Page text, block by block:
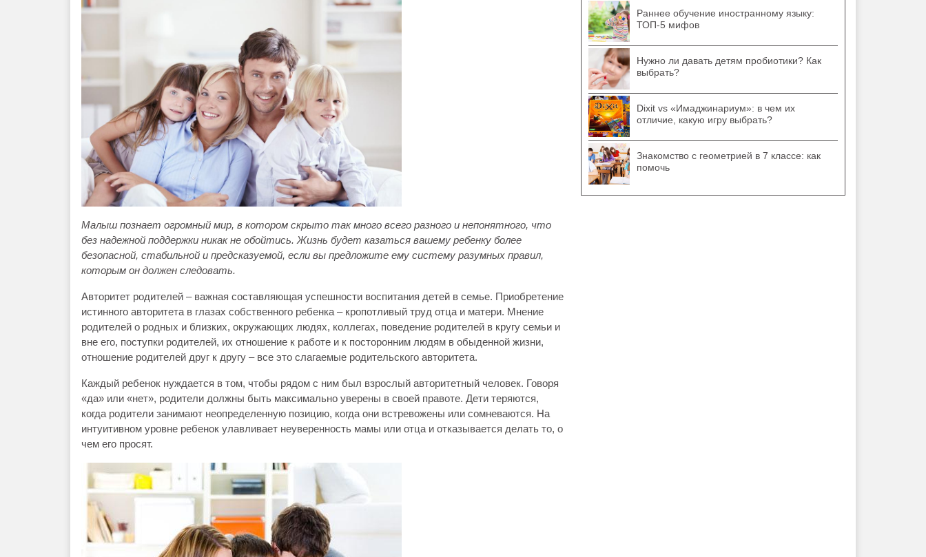
Малыш познает огромный мир, в котором скрыто так много всего разного и непонятного, что
без надежной поддержки никак не обойтись. Жизнь будет казаться вашему ребенку более
безопасной, стабильной и предсказуемой, если вы предложите ему систему разумных правил,
которым он должен следовать.
Авторитет родителей – важная составляющая успешности воспитания детей в семье. Приобретение
истинного авторитета в глазах собственного ребенка – кропотливый труд отца и матери. Мнение
родителей о родных и близких, окружающих людях, коллегах, поведение родителей в кругу семьи и
вне его, поступки родителей, их отношение к работе и к посторонним людям в обыденной жизни,
отношение родителей друг к другу – все это слагаемые родительского авторитета.
Каждый ребенок нуждается в том, чтобы рядом с ним был взрослый авторитетный человек. Говоря
«да» или «нет», родители должны быть максимально уверены в своей правоте. Дети теряются,
когда родители занимают неопределенную позицию, когда они встревожены или сомневаются. На
интуитивном уровне ребенок улавливает неуверенность мамы или отца и отказывается делать то, о
чем его просят.
Раннее обучение иностранному языку:
ТОП-5 мифов
Нужно ли давать детям пробиотики? Как
выбрать?
Dixit vs «Имаджинариум»: в чем их
отличие, какую игру выбрать?
Знакомство с геометрией в 7 классе: как
помочь